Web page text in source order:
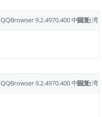
回复
QQBrowser 9.2.4970.400中国 台湾
回复
QQBrowser 9.2.4970.400中国 台湾